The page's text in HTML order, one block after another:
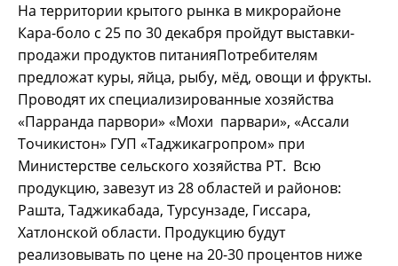
На территории крытого рынка в микрорайоне
Кара-боло с 25 по 30 декабря пройдут выставки-
продажи продуктов питанияПотребителям
предложат куры, яйца, рыбу, мёд, овощи и фрукты.
Проводят их специализированные хозяйства
«Парранда парвори» «Мохи парвари», «Ассали
Точикистон» ГУП «Таджикагропром» при
Министерстве сельского хозяйства РТ. Всю
продукцию, завезут из 28 областей и районов:
Рашта, Таджикабада, Турсунзаде, Гиссара,
Хатлонской области. Продукцию будут
реализовывать по цене на 20-30 процентов ниже